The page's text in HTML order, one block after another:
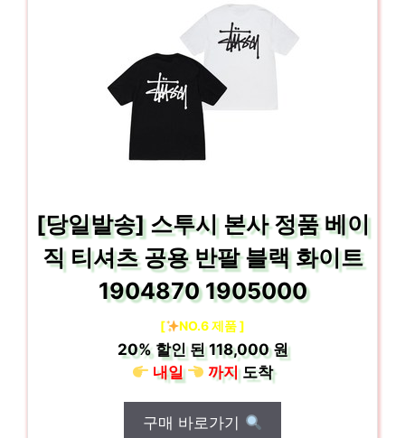
[당일발송] 스투시 본사 정품 베이
직 티셔츠 공용 반팔 블랙 화이트
1904870 1905000
[ NO.6 제품 ]
20%할인 된118,000 원
내일
까지도착
구매 바로가기